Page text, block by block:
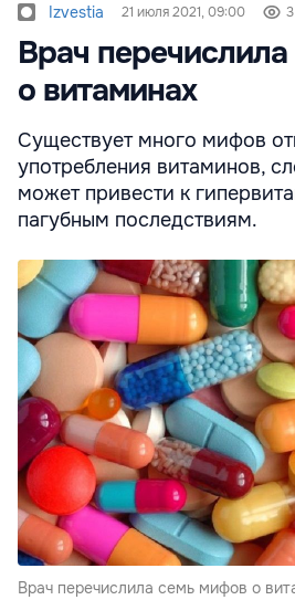
Izvestia 21 июля 2021, 09:00
Врач
о витаминах
Существует много мифов
употребления витаминов,
может привести к
пагубным последствиям.
Врач перечислила семь мифов о